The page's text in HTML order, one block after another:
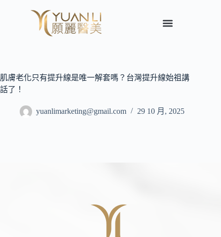
肌膚老化只有提升線是唯一解套嗎？台灣提升線始祖講
話了！
yuanlimarketing@gmail.com 29 10 月, 2025